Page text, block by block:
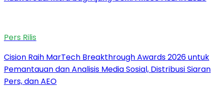
Pers Rilis
Cision Raih MarTech Breakthrough Awards 2026 untuk
Pemantauan dan Analisis Media Sosial, Distribusi Siaran
Pers, dan AEO